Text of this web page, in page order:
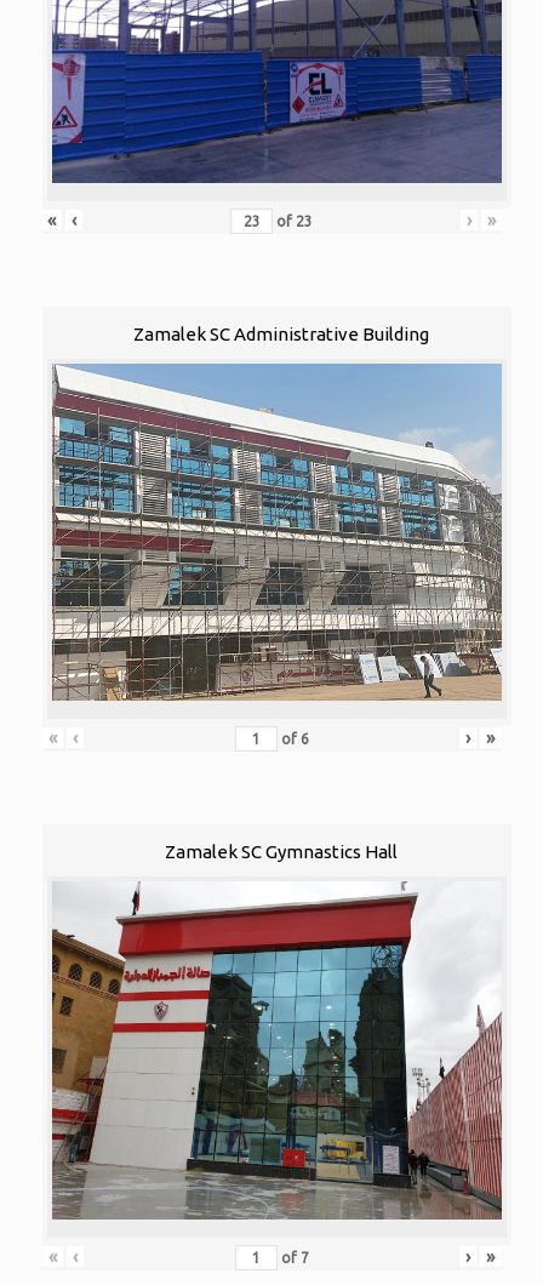
« ‹ of 23 › »
Zamalek SC Administrative Building
« ‹ of 6 › »
Zamalek SC Gymnastics Hall
« ‹ of 7 › »